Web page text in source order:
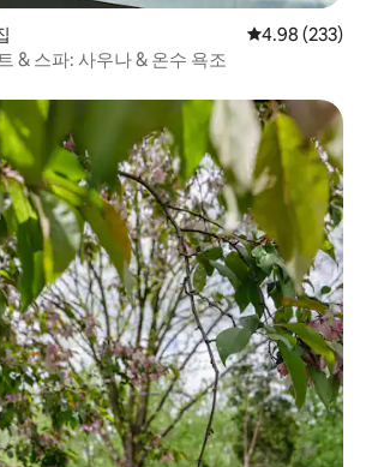
평점 4.98점(5
4.98 (233)
& 스파: 사우나 & 온수 욕조